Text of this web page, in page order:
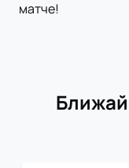
матче!